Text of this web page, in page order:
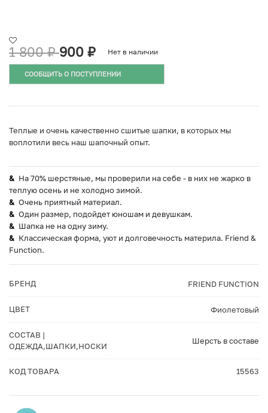
1 800₽ 900 ₽ Нет в наличии
СООБЩИТЬ О ПОСТУПЛЕНИИ
Теплые и очень качественно сшитые шапки, в которых мы
воплотили весь наш шапочный опыт.
На 70% шерстяные, мы проверили на себе - в них не жарко в
теплую осень и не холодно зимой.
Очень приятный материал.
Один размер, подойдет юношам и девушкам.
Шапка не на одну зиму.
Классическая форма, уют и долговечность материла. Friend &
Function.
БРЕНД FRIEND FUNCTION
ЦВЕТ Фиолетовый
СОСТАВ |
ОДЕЖДА,ШАПКИ,НОСКИ
Шерсть в составе
КОД ТОВАРА 15563